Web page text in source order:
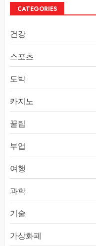
CATEGORIES
건강
스포츠
도박
카지노
꿀팁
부업
여행
과학
기술
가상화폐